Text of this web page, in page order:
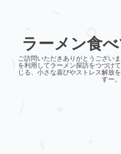
ラーメン食
ご訪問いただきありがとうござい
を利用してラーメン探訪をつづけ
じる、小さな喜びやストレス解放
すー。